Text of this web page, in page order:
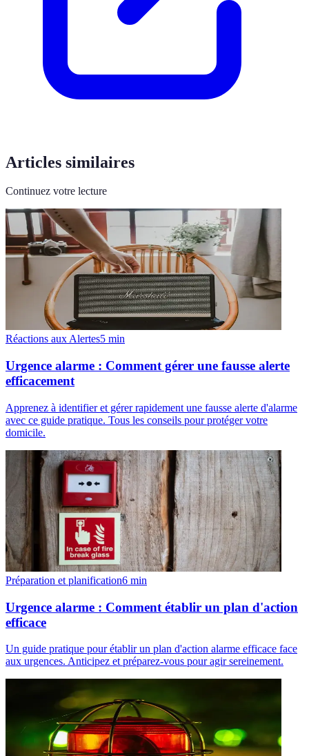
Articles similaires
Continuez votre lecture
Réactions aux Alertes5 min
Urgence alarme : Comment gérer une fausse alerte
efficacement
Apprenez à identifier et gérer rapidement une fausse alerte d'alarme
avec ce guide pratique. Tous les conseils pour protéger votre
domicile.
Préparation et planification6 min
Urgence alarme : Comment établir un plan d'action
efficace
Un guide pratique pour établir un plan d'action alarme efficace face
aux urgences. Anticipez et préparez-vous pour agir sereinement.